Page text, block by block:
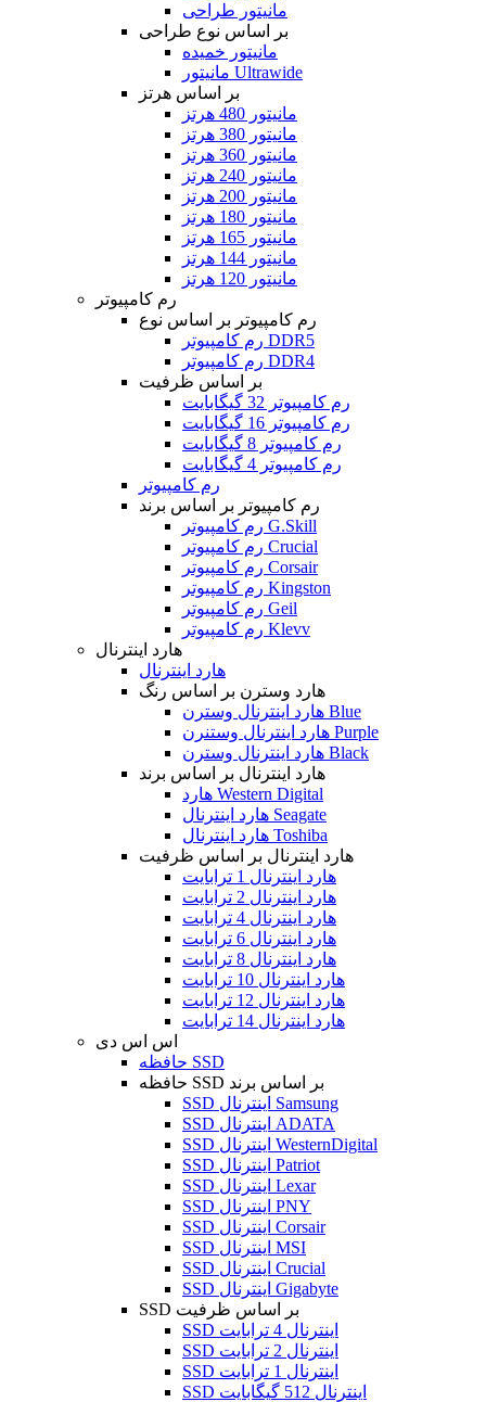
مانیتور طراحی
بر اساس نوع طراحی
مانیتور خمیده
مانیتور Ultrawide
بر اساس هرتز
مانیتور 480 هرتز
مانیتور 380 هرتز
مانیتور 360 هرتز
مانیتور 240 هرتز
مانیتور 200 هرتز
مانیتور 180 هرتز
مانیتور 165 هرتز
مانیتور 144 هرتز
مانیتور 120 هرتز
رم کامپیوتر
رم کامپیوتر بر اساس نوع
رم کامپیوتر DDR5
رم کامپیوتر DDR4
بر اساس ظرفیت
رم کامپیوتر 32 گیگابایت
رم کامپیوتر 16 گیگابایت
رم کامپیوتر 8 گیگابایت
رم کامپیوتر 4 گیگابایت
رم کامپیوتر
رم کامپیوتر بر اساس برند
رم کامپیوتر G.Skill
رم کامپیوتر Crucial
رم کامپیوتر Corsair
رم کامپیوتر Kingston
رم کامپیوتر Geil
رم کامپیوتر Klevv
هارد اینترنال
هارد اینترنال
هارد وسترن بر اساس رنگ
هارد اینترنال وسترن Blue
هارد اینترنال وستنرن Purple
هارد اینترنال وسترن Black
هارد اینترنال بر اساس برند
هارد Western Digital
هارد اینترنال Seagate
هارد اینترنال Toshiba
هارد اینترنال بر اساس ظرفیت
هارد اینترنال 1 ترابایت
هارد اینترنال 2 ترابایت
هارد اینترنال 4 ترابایت
هارد اینترنال 6 ترابایت
هارد اینترنال 8 ترابایت
هارد اینترنال 10 ترابایت
هارد اینترنال 12 ترابایت
هارد اینترنال 14 ترابایت
اس اس دی
حافظه SSD
حافظه SSD بر اساس برند
SSD اینترنال Samsung
SSD اینترنال ADATA
SSD اینترنال WesternDigital
SSD اینترنال Patriot
SSD اینترنال Lexar
SSD اینترنال PNY
SSD اینترنال Corsair
SSD اینترنال MSI
SSD اینترنال Crucial
SSD اینترنال Gigabyte
SSD بر اساس ظرفیت
SSD اینترنال 4 ترابایت
SSD اینترنال 2 ترابایت
SSD اینترنال 1 ترابایت
SSD اینترنال 512 گیگابایت